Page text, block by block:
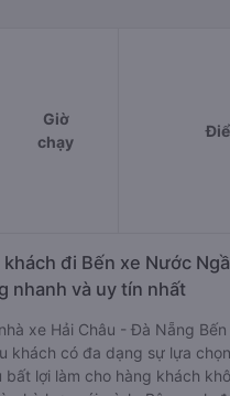
Giờ
chạy
đi Bến xe Nước
nhanh và uy tín nhất
xe Hải Châu - Đà Nẵng
khách có đa dạng sự lựa
bất lợi làm cho hàng khách